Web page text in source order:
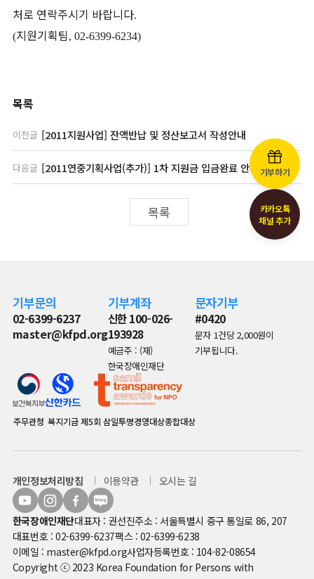
처로 연락주시기 바랍니다.
(지원기획팀, 02-6399-6234)
목록
이전글 [2011지원사업] 잔액반납 및 정산보고서 작성안내
다음글 [2011연중기획사업(추가)] 1차 지원금 입금완료 안내
목록
기부하기
카카오톡
채널 추가
기부문의
02-6399-6237
master@kfpd.org
기부계좌
신한 100-026-
193928
예금주 : (재)
한국장애인재단
문자기부
#0420
문자 1건당 2,000원이
기부됩니다.
주무관청 복지기금제5회 삼일투명경영대상종합대상
개인정보처리방침 이용약관 오시는 길
한국장애인재단대표자 : 권선진주소 : 서울특별시 중구 통일로 86, 207
대표번호 : 02-6399-6237팩스 : 02-6399-6238
이메일 : master@kfpd.org사업자등록번호 : 104-82-08654
Copyright ⓒ 2023 Korea Foundation for Persons with